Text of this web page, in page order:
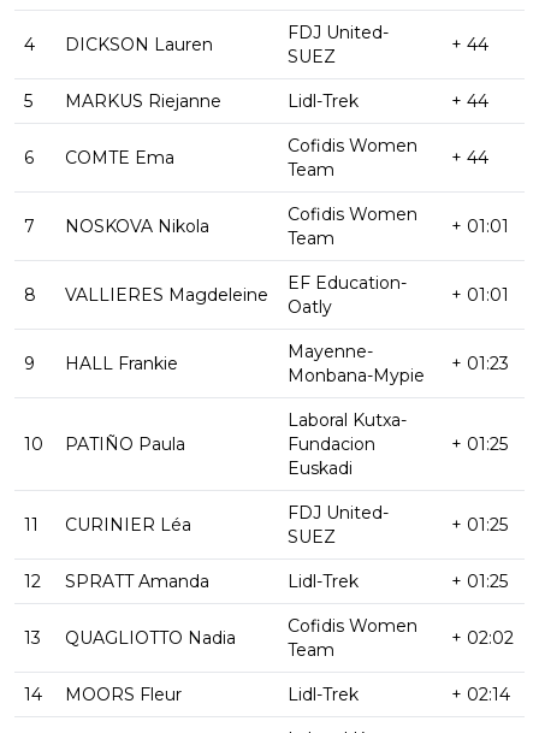
4 DICKSON Lauren
FDJ United-
SUEZ
+ 44
5 MARKUS Riejanne Lidl-Trek + 44
6 COMTE Ema
Cofidis Women
Team
+ 44
7 NOSKOVA Nikola
Cofidis Women
Team
+ 01:01
8 VALLIERES Magdeleine
EF Education-
Oatly
+ 01:01
9 HALL Frankie
Mayenne-
Monbana-Mypie
+ 01:23
10 PATIÑO Paula
Laboral Kutxa-
Fundacion
Euskadi
+ 01:25
11 CURINIER Léa
FDJ United-
SUEZ
+ 01:25
12 SPRATT Amanda Lidl-Trek + 01:25
13 QUAGLIOTTO Nadia
Cofidis Women
Team
+ 02:02
14 MOORS Fleur Lidl-Trek + 02:14